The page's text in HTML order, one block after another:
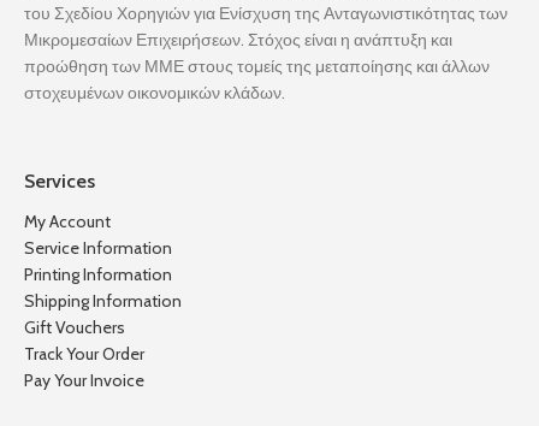
του Σχεδίου Χορηγιών για Ενίσχυση της Ανταγωνιστικότητας των
Μικρομεσαίων Επιχειρήσεων. Στόχος είναι η ανάπτυξη και
προώθηση των ΜΜΕ στους τομείς της μεταποίησης και άλλων
στοχευμένων οικονομικών κλάδων.
Services
My Account
Service Information
Printing Information
Shipping Information
Gift Vouchers
Track Your Order
Pay Your Invoice